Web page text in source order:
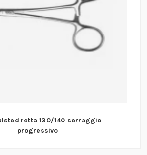
retta 130/140 serraggio
progressivo